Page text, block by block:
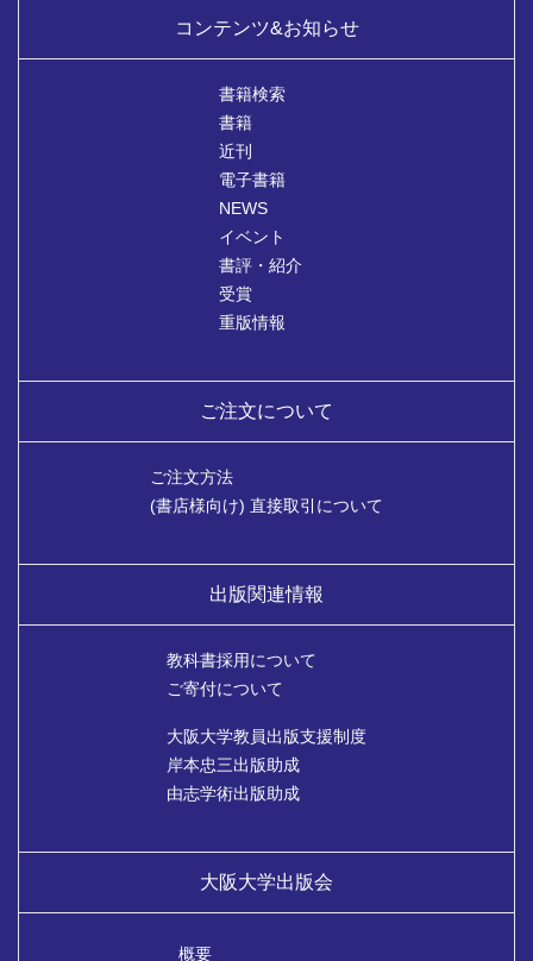
コンテンツ&お知らせ
書籍検索
書籍
近刊
電子書籍
NEWS
イベント
書評・紹介
受賞
重版情報
ご注文について
ご注文方法
(書店様向け) 直接取引について
出版関連情報
教科書採用について
ご寄付について
大阪大学教員出版支援制度
岸本忠三出版助成
由志学術出版助成
大阪大学出版会
概要